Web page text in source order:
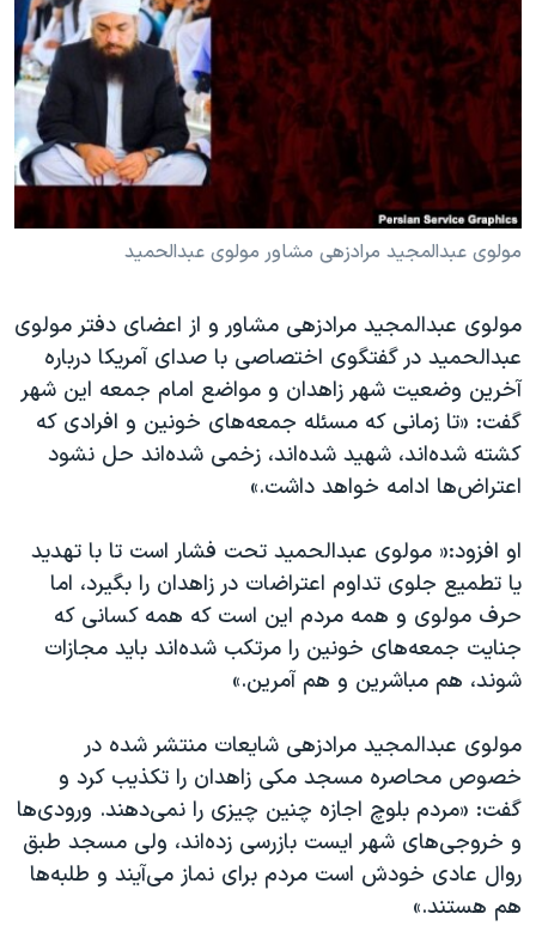
فرهنگ و زندگی
حقوق شهروندی
اقتصادی
علم و فناوری
اسرائیل در جنگ
مستندها
انتخابات ریاست جمهوری آمریکا ۲۰۲۴
حمله جمهوری اسلامی به اسرائیل
رمز مهسا
ورزش زنان در ایران
تریبونال مردمی آبان ۹۸
دادگاه حمید نوری
چهل سال گروگان‌گیری
قانون شفافیت دارائی کادر رهبری ایران
اعتراضات مردمی آبان ۹۸
اسرائیل در جنگ
نرگس محمدی برنده جایزه نوبل صلح
همایش محافظه‌کاران آمریکا «سی‌پک»
صفحه‌های ویژه
دنبال کنید
زبانهای مختلف
مولوی عبدالمجید مرادزهی مشاور مولوی عبدالحمید
مولوی عبدالمجید مرادزهی مشاور و از اعضای دفتر مولوی
عبدالحمید در گفتگوی اختصاصی با صدای آمریکا درباره
آخرین وضعیت شهر زاهدان و مواضع امام جمعه این شهر
گفت: «تا زمانی که مسئله جمعه‌های خونین و افرادی که
کشته شده‌اند، شهید شده‌اند، زخمی شده‌اند حل نشود
اعتراض‌ها ادامه خواهد داشت.»
او افزود:« مولوی عبدالحمید تحت فشار است تا با تهدید
یا تطمیع جلوی تداوم اعتراضات در زاهدان را بگیرد، اما
حرف مولوی و همه مردم این است که همه کسانی که
جنایت جمعه‌های خونین را مرتکب شده‌اند باید مجازات
شوند، هم مباشرین و هم آمرین.»
مولوی عبدالمجید مرادزهی شایعات منتشر شده در
خصوص محاصره مسجد مکی زاهدان را تکذیب کرد و
گفت: «مردم بلوچ اجازه چنین چیزی را نمی‌دهند. ورودی‌ها
و خروجی‌های شهر ایست بازرسی زده‌اند، ولی مسجد طبق
روال عادی خودش است مردم برای نماز می‌آیند و طلبه‌ها
هم هستند.»